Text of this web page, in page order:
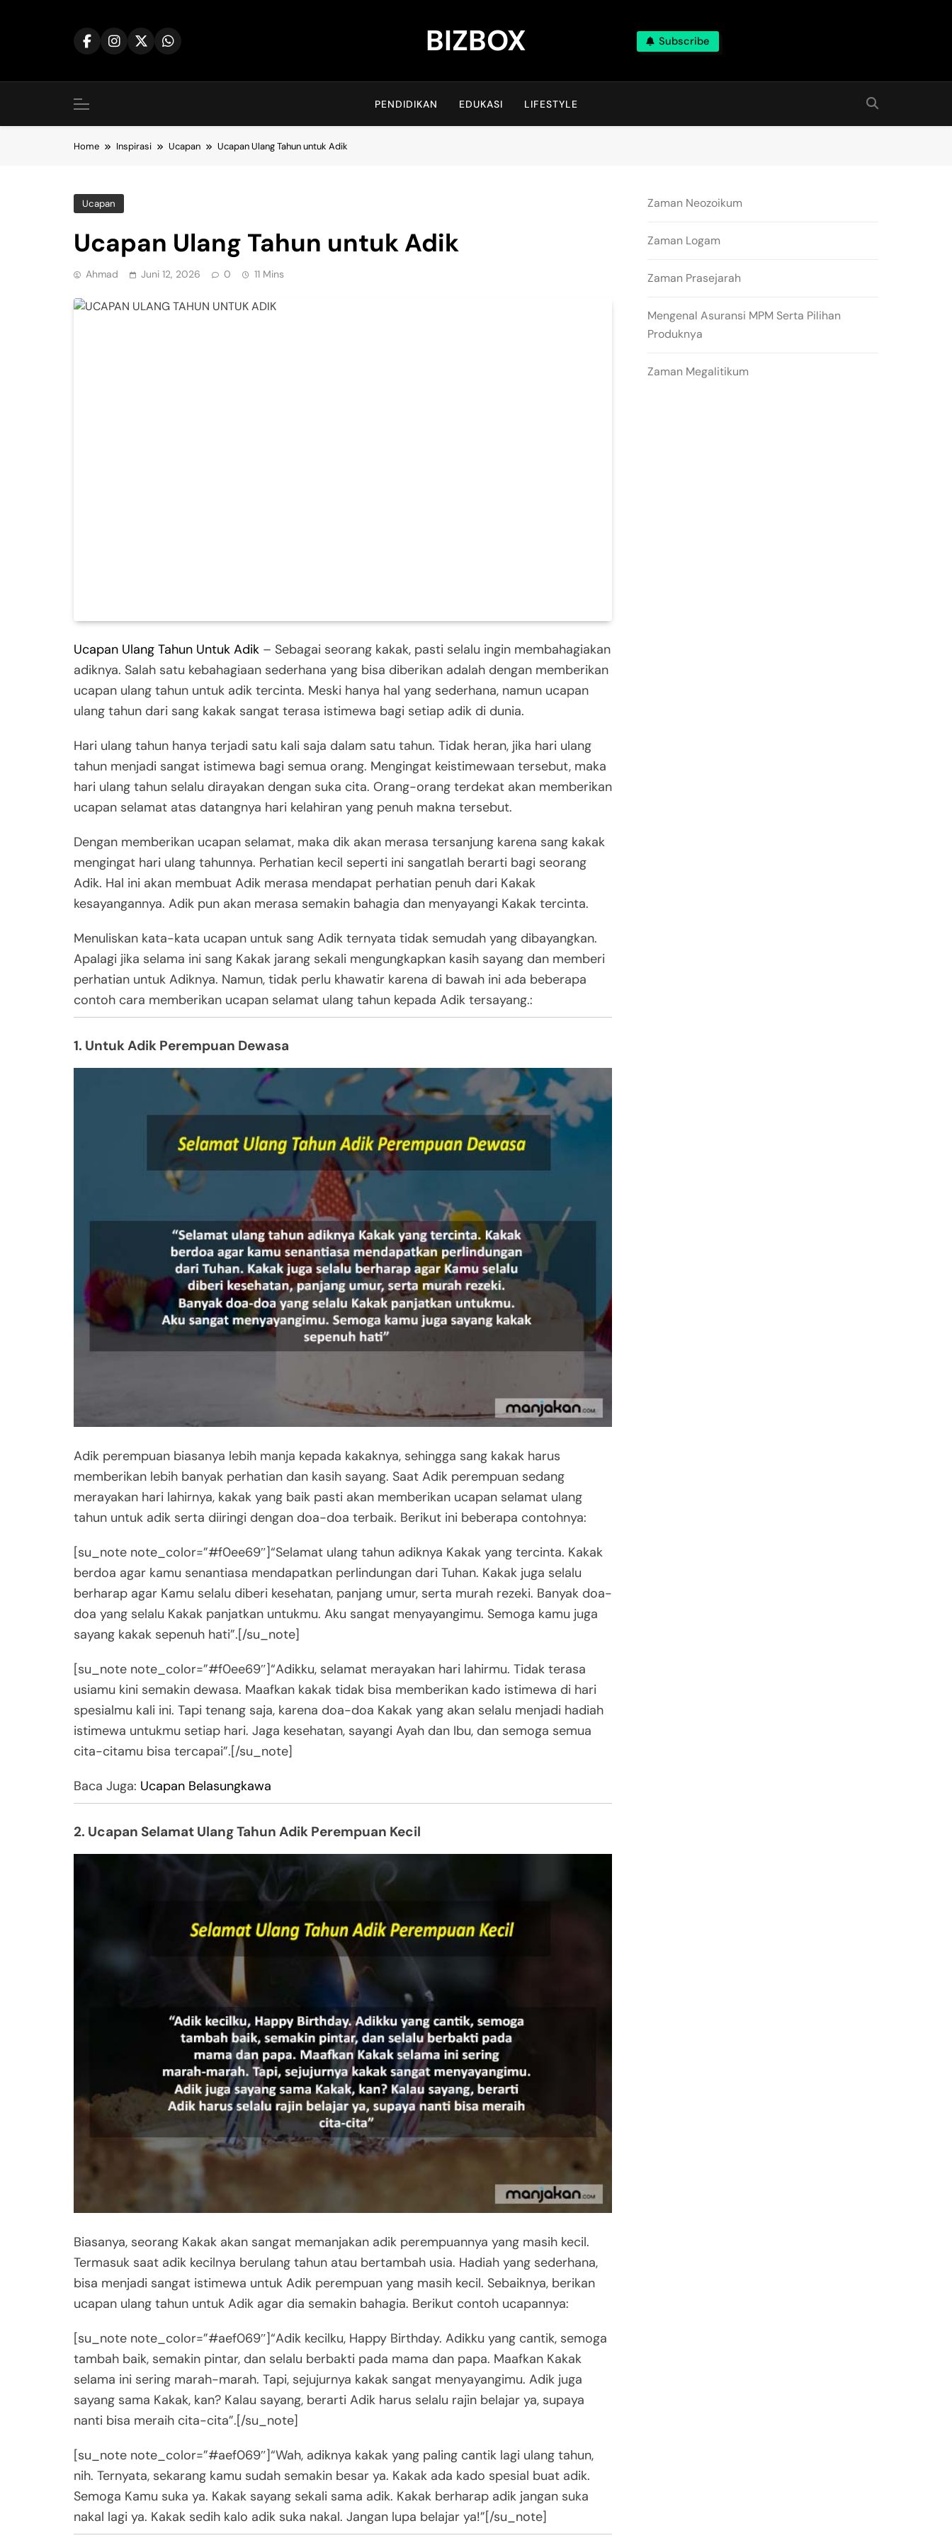
BIZBOX Subscribe
PENDIDIKAN EDUKASI LIFESTYLE
Home Inspirasi Ucapan Ucapan Ulang Tahun untuk Adik
Ucapan
Ucapan Ulang Tahun untuk Adik
Ahmad Juni 12, 2026 0 11 Mins
Ucapan Ulang Tahun Untuk Adik – Sebagai seorang kakak, pasti selalu ingin membahagiakan
adiknya. Salah satu kebahagiaan sederhana yang bisa diberikan adalah dengan memberikan
ucapan ulang tahun untuk adik tercinta. Meski hanya hal yang sederhana, namun ucapan
ulang tahun dari sang kakak sangat terasa istimewa bagi setiap adik di dunia.
Hari ulang tahun hanya terjadi satu kali saja dalam satu tahun. Tidak heran, jika hari ulang
tahun menjadi sangat istimewa bagi semua orang. Mengingat keistimewaan tersebut, maka
hari ulang tahun selalu dirayakan dengan suka cita. Orang-orang terdekat akan memberikan
ucapan selamat atas datangnya hari kelahiran yang penuh makna tersebut.
Dengan memberikan ucapan selamat, maka dik akan merasa tersanjung karena sang kakak
mengingat hari ulang tahunnya. Perhatian kecil seperti ini sangatlah berarti bagi seorang
Adik. Hal ini akan membuat Adik merasa mendapat perhatian penuh dari Kakak
kesayangannya. Adik pun akan merasa semakin bahagia dan menyayangi Kakak tercinta.
Menuliskan kata-kata ucapan untuk sang Adik ternyata tidak semudah yang dibayangkan.
Apalagi jika selama ini sang Kakak jarang sekali mengungkapkan kasih sayang dan memberi
perhatian untuk Adiknya. Namun, tidak perlu khawatir karena di bawah ini ada beberapa
contoh cara memberikan ucapan selamat ulang tahun kepada Adik tersayang.:
1. Untuk Adik Perempuan Dewasa
Adik perempuan biasanya lebih manja kepada kakaknya, sehingga sang kakak harus
memberikan lebih banyak perhatian dan kasih sayang. Saat Adik perempuan sedang
merayakan hari lahirnya, kakak yang baik pasti akan memberikan ucapan selamat ulang
tahun untuk adik serta diiringi dengan doa-doa terbaik. Berikut ini beberapa contohnya:
[su_note note_color=”#f0ee69″]“Selamat ulang tahun adiknya Kakak yang tercinta. Kakak
berdoa agar kamu senantiasa mendapatkan perlindungan dari Tuhan. Kakak juga selalu
berharap agar Kamu selalu diberi kesehatan, panjang umur, serta murah rezeki. Banyak doa-
doa yang selalu Kakak panjatkan untukmu. Aku sangat menyayangimu. Semoga kamu juga
sayang kakak sepenuh hati”.[/su_note]
[su_note note_color=”#f0ee69″]“Adikku, selamat merayakan hari lahirmu. Tidak terasa
usiamu kini semakin dewasa. Maafkan kakak tidak bisa memberikan kado istimewa di hari
spesialmu kali ini. Tapi tenang saja, karena doa-doa Kakak yang akan selalu menjadi hadiah
istimewa untukmu setiap hari. Jaga kesehatan, sayangi Ayah dan Ibu, dan semoga semua
cita-citamu bisa tercapai”.[/su_note]
Baca Juga: Ucapan Belasungkawa
2. Ucapan Selamat Ulang Tahun Adik Perempuan Kecil
Biasanya, seorang Kakak akan sangat memanjakan adik perempuannya yang masih kecil.
Termasuk saat adik kecilnya berulang tahun atau bertambah usia. Hadiah yang sederhana,
bisa menjadi sangat istimewa untuk Adik perempuan yang masih kecil. Sebaiknya, berikan
ucapan ulang tahun untuk Adik agar dia semakin bahagia. Berikut contoh ucapannya:
[su_note note_color=”#aef069″]“Adik kecilku, Happy Birthday. Adikku yang cantik, semoga
tambah baik, semakin pintar, dan selalu berbakti pada mama dan papa. Maafkan Kakak
selama ini sering marah-marah. Tapi, sejujurnya kakak sangat menyayangimu. Adik juga
sayang sama Kakak, kan? Kalau sayang, berarti Adik harus selalu rajin belajar ya, supaya
nanti bisa meraih cita-cita”.[/su_note]
[su_note note_color=”#aef069″]“Wah, adiknya kakak yang paling cantik lagi ulang tahun,
nih. Ternyata, sekarang kamu sudah semakin besar ya. Kakak ada kado spesial buat adik.
Semoga Kamu suka ya. Kakak sayang sekali sama adik. Kakak berharap adik jangan suka
nakal lagi ya. Kakak sedih kalo adik suka nakal. Jangan lupa belajar ya!”[/su_note]
Zaman Neozoikum
Zaman Logam
Zaman Prasejarah
Mengenal Asuransi MPM Serta Pilihan
Produknya
Zaman Megalitikum